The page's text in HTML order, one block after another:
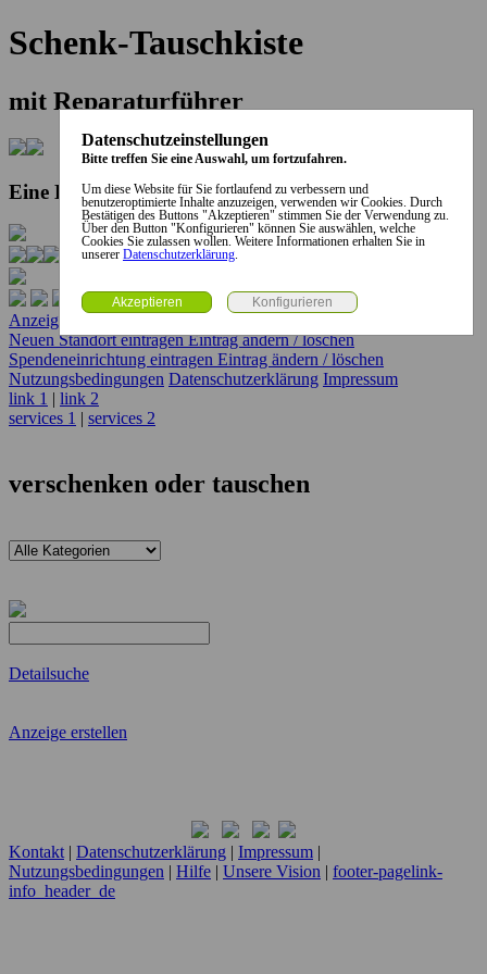
Schenk-Tauschkiste
mit Reparaturführer
Eine Kooperation der Stadt und des Landkreises...
Anzeige erstellen
Neuen Standort eintragenEintrag ändern / löschen
Spendeneinrichtung eintragen Eintrag ändern / löschen
Nutzungsbedingungen Datenschutzerklärung Impressum
link 1 | link 2
services 1 | services 2
verschenken oder tauschen
Detailsuche
Anzeige erstellen
Kontakt | Datenschutzerklärung | Impressum |
Nutzungsbedingungen | Hilfe | Unsere Vision | footer-pagelink-
info_header_de
Datenschutzeinstellungen
Bitte treffen Sie eine Auswahl, um fortzufahren.
Um diese Website für Sie fortlaufend zu verbessern und
benutzeroptimierte Inhalte anzuzeigen, verwenden wir Cookies. Durch
Bestätigen des Buttons "Akzeptieren" stimmen Sie der Verwendung zu.
Über den Button "Konfigurieren" können Sie auswählen, welche
Cookies Sie zulassen wollen. Weitere Informationen erhalten Sie in
unserer Datenschutzerklärung.